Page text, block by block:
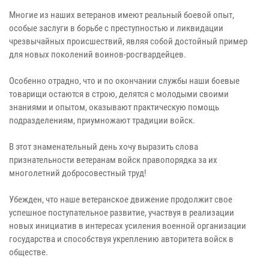
Многие из наших ветеранов имеют реальный боевой опыт,
особые заслуги в борьбе с преступностью и ликвидации
чрезвычайных происшествий, являя собой достойный пример
для новых поколений воинов-росгвардейцев.
Особенно отрадно, что и по окончании службы наши боевые
товарищи остаются в строю, делятся с молодыми своими
знаниями и опытом, оказывают практическую помощь
подразделениям, приумножают традиции войск.
В этот знаменательный день хочу выразить слова
признательности ветеранам войск правопорядка за их
многолетний добросовестный труд!
Убежден, что наше ветеранское движение продолжит свое
успешное поступательное развитие, участвуя в реализации
новых инициатив в интересах усиления военной организации
государства и способствуя укреплению авторитета войск в
обществе.